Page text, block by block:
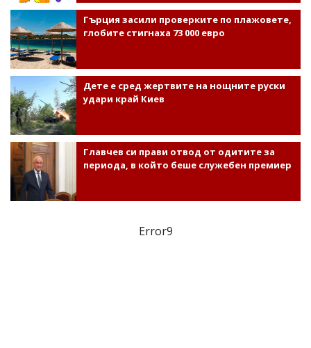
Гърция засили проверките по плажовете,
глобите стигнаха 73 000 евро
Дете е сред жертвите на нощните руски
удари край Киев
Главчев си прави отвод от одитите за
периода, в който беше служебен премиер
Error9